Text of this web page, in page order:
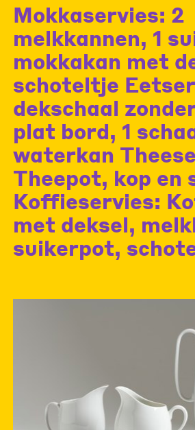
Mokkaservies: 2
melkkannen, 1
mokkakan met
schoteltje
dekschaal
plat bord, 1
waterkan
Theepot, kop en
Koffieservies:
met deksel,
suikerpot,